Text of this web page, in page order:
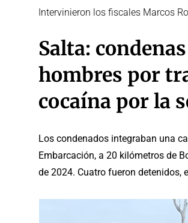
Intervinieron los fiscales Marcos
Salta:
hombres por
cocaína por la
Los condenados integraban una
Embarcación, a 20 kilómetros de
de 2024. Cuatro fueron detenidos,